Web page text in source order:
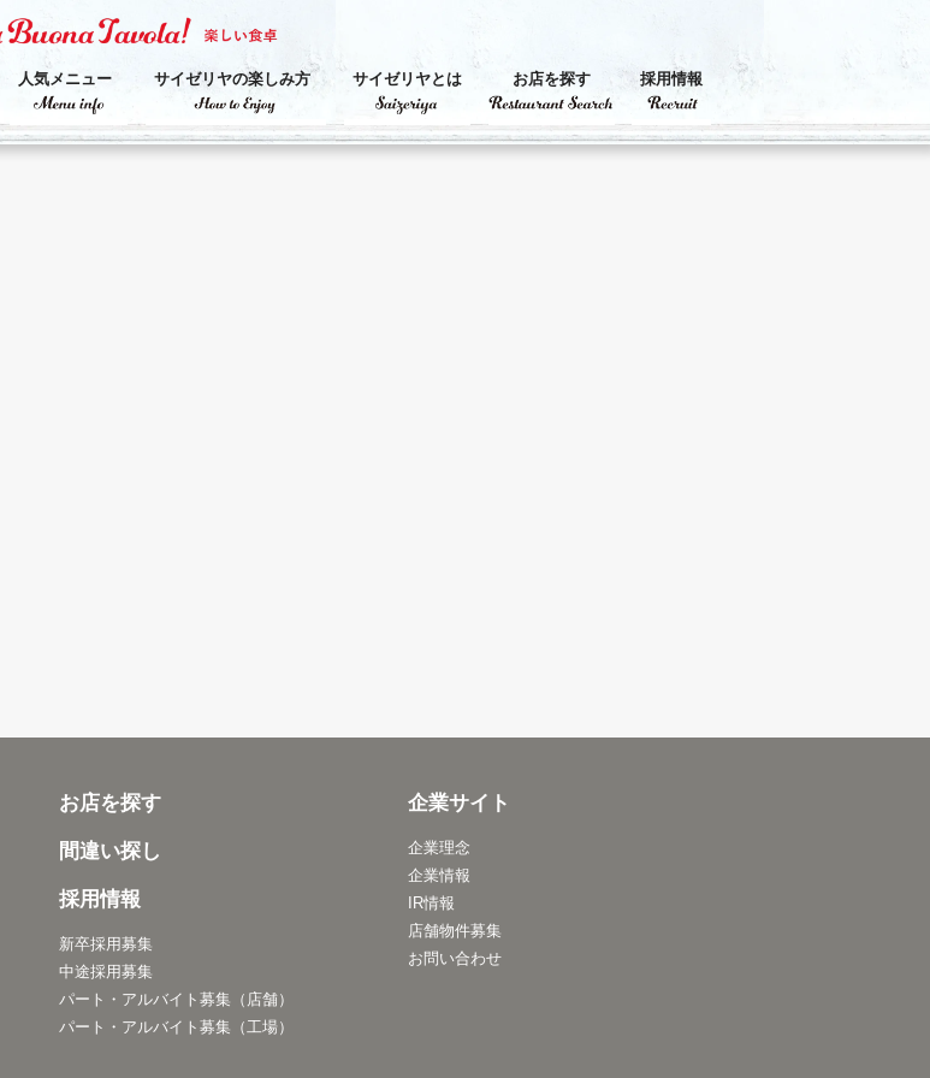
人気メニュー サイゼリヤの楽しみ方 サイゼリヤとは お店を探す 採用情報
お店を探す
間違い探し
採用情報
新卒採用募集
中途採用募集
パート・アルバイト募集（店舗）
パート・アルバイト募集（工場）
企業サイト
企業理念
企業情報
IR情報
店舗物件募集
お問い合わせ